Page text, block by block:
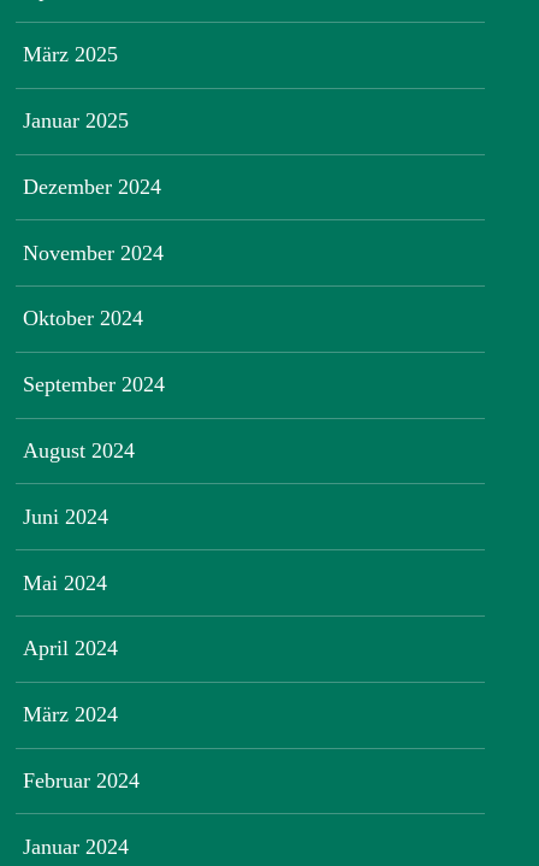
März 2025
Januar 2025
Dezember 2024
November 2024
Oktober 2024
September 2024
August 2024
Juni 2024
Mai 2024
April 2024
März 2024
Februar 2024
Januar 2024